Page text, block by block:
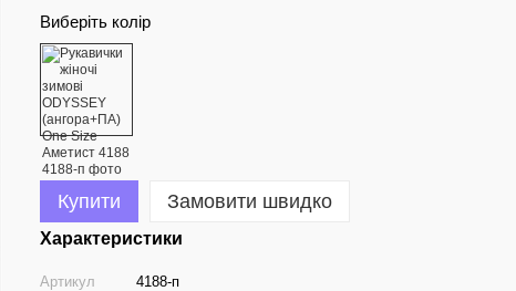
Виберіть колір
Купити Замовити швидко
Характеристики
Артикул
4188-п